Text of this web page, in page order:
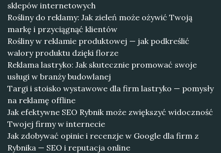
sklepów internetowych
Rośliny do reklamy: Jak zieleń może ożywić Twoją
markę i przyciągnąć klientów
Rośliny w reklamie produktowej — jak podkreślić
walory produktu dzięki florze
Reklama lastryko: Jak skutecznie promować swoje
usługi w branży budowlanej
Targi i stoisko wystawowe dla firm lastryko — pomysły
na reklamę offline
Jak efektywne SEO Rybnik może zwiększyć widoczność
Twojej firmy w internecie
Jak zdobywać opinie i recenzje w Google dla firm z
Rybnika — SEO i reputacja online